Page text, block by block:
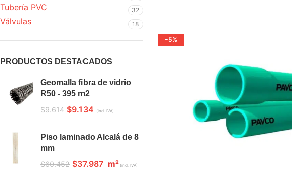
Tubería PVC 32
Válvulas 18
PRODUCTOS DESTACADOS
Geomalla fibra de vidrio
R50 - 395 m2
$9.614 $9.134 (incl. IVA)
Piso laminado Alcalá de 8
mm
$60.452 $37.987 m² (incl. IVA)
-5%